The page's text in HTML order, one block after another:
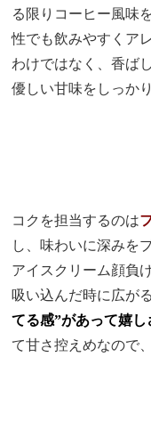
る限りコーヒー風味
性でも飲みやすくア
わけではなく、香ば
優しい甘味をしっか
コクを担当するのは
し、味わいに深みを
アイスクリーム顔負
吸い込んだ時に広が
てる感”があって嬉し
て甘さ控えめなので